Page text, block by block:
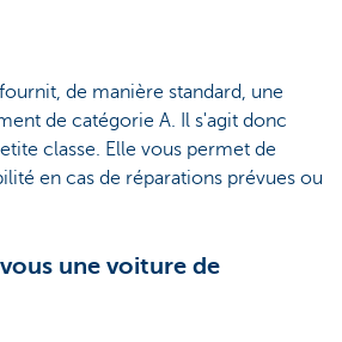
de manière standard, une
de catégorie A. Il s'agit donc
classe. Elle vous permet de
en cas de réparations prévues ou
une voiture de